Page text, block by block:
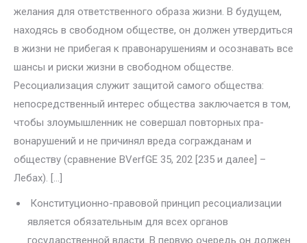
желания для ответ­ственного образа жизни. В будущем,
находясь в свободном обществе, он должен утвердиться
в жизни не прибегая к правонарушениям и осозна­вать все
шансы и риски жизни в свободном обществе.
Ресоциализация служит защитой самого общества:
непосредственный интерес общества заключается в том,
чтобы злоумышленник не совершал повторных пра­
вонарушений и не причинял вреда согражданам и
обществу (сравнение BVerfGE 35, 202 [235 и далее] –
Лебах). […]
Конституционно-правовой принцип ресоциализации
являет­ся обязательным для всех органов
государственной власти. В первую очередь он должен